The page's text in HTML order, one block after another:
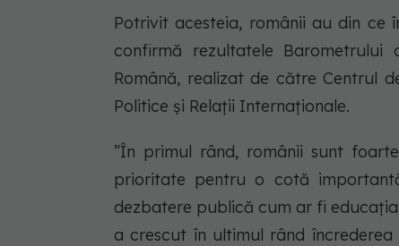
Potrivit acesteia, românii au din ce
confirmă rezultatele
Română, realizat de către Centrul
Politice și Relații Internaționale.
”În primul rând, românii sunt
prioritate pentru o cotă
dezbatere publică cum ar fi
a crescut în ultimul rând